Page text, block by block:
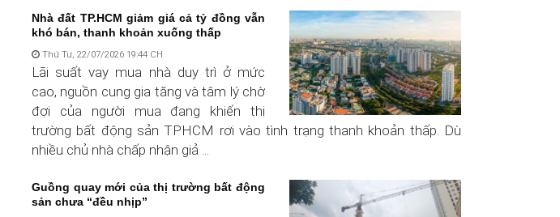
Nhà đất TP.HCM giảm giá cả tỷ đồng vẫn
khó bán, thanh khoản xuống thấp
Thứ Tư, 22/07/2026 19:44 CH
Lãi suất vay mua nhà duy trì ở mức
cao, nguồn cung gia tăng và tâm lý chờ
đợi của người mua đang khiến thị
trường bất động sản TPHCM rơi vào tình trạng thanh khoản thấp. Dù
nhiều chủ nhà chấp nhận giả ...
Guồng quay mới của thị trường bất động
sản chưa “đều nhịp”